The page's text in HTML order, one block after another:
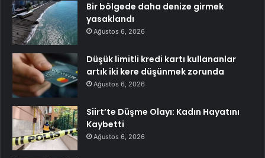
Bir bölgede daha denize girmek
yasaklandı
Ağustos 6, 2026
Düşük limitli kredi kartı kullananlar
artık iki kere düşünmek zorunda
Ağustos 6, 2026
Siirt’te Düşme Olayı: Kadın Hayatını
Kaybetti
Ağustos 6, 2026